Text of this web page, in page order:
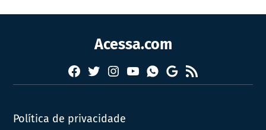
Acessa.com
Facebook
TwitterInstagram
YouTubeWhatsapp
Google
News
RSS
Política de privacidade